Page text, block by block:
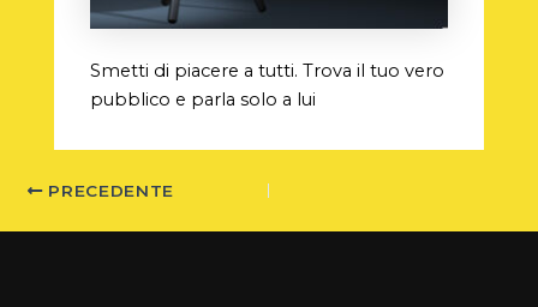
Smetti di piacere a tutti. Trova il tuo vero
pubblico e parla solo a lui
PRECEDENTE